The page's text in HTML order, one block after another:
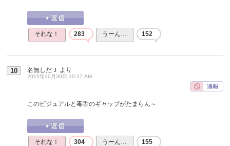
それな！ 283 うーん… 152
10 名無しだＪ より
2015年10月30日 10:17 AM
このビジュアルと毒舌のギャップがたまらん～
それな！ 304 うーん… 155